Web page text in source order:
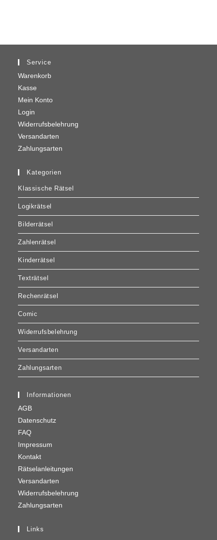
Service
Warenkorb
Kasse
Mein Konto
Login
Widerrufsbelehrung
Versandarten
Zahlungsarten
Kategorien
Klassische Rätsel
Logikrätsel
Bilderrätsel
Zahlenrätsel
Kinderrätsel
Texträtsel
Rechenrätsel
Comic
Widerrufsbelehrung
Versandarten
Zahlungsarten
Informationen
AGB
Datenschutz
FAQ
Impressum
Kontakt
Rätselanleitungen
Versandarten
Widerrufsbelehrung
Zahlungsarten
Links